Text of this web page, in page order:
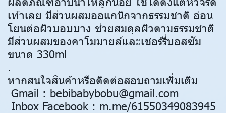
เท้าเลย มีส่วนผสมออแกนิกจากธรรมชาติ อ่อน
โยนต่อผิวบอบบาง ช่วยสมดุลผิวตามธรรมชาติ
มีส่วนผสมของคาโมมายล์และเชอร์รี่บอสซัม
ขนาด 330ml
.
หากสนใจสินค้าหรือติดต่อสอบถามเพิ่มเติม
Gmail : bebibabybobu@gmail.com
Inbox Facebook : m.me/61550349083945